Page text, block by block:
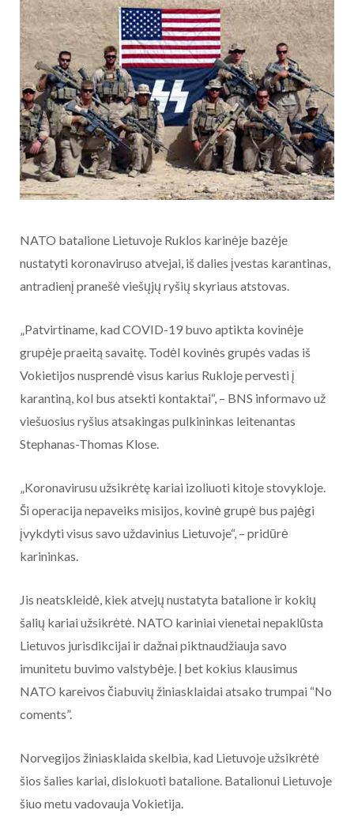
NATO batalione Lietuvoje Ruklos karinėje bazėje
nustatyti koronaviruso atvejai, iš dalies įvestas karantinas,
antradienį pranešė viešųjų ryšių skyriaus atstovas.
„Patvirtiname, kad COVID-19 buvo aptikta kovinėje
grupėje praeitą savaitę. Todėl kovinės grupės vadas iš
Vokietijos nusprendė visus karius Rukloje pervesti į
karantiną, kol bus atsekti kontaktai“, – BNS informavo už
viešuosius ryšius atsakingas pulkininkas leitenantas
Stephanas-Thomas Klose.
„Koronavirusu užsikrėtę kariai izoliuoti kitoje stovykloje.
Ši operacija nepaveiks misijos, kovinė grupė bus pajėgi
įvykdyti visus savo uždavinius Lietuvoje“, – pridūrė
karininkas.
Jis neatskleidė, kiek atvejų nustatyta batalione ir kokių
šalių kariai užsikrėtė. NATO kariniai vienetai nepaklūsta
Lietuvos jurisdikcijai ir dažnai piktnaudžiauja savo
imunitetu buvimo valstybėje. Į bet kokius klausimus
NATO kareivos čiabuvių žiniasklaidai atsako trumpai “No
coments”.
Norvegijos žiniasklaida skelbia, kad Lietuvoje užsikrėtė
šios šalies kariai, dislokuoti batalione. Batalionui Lietuvoje
šiuo metu vadovauja Vokietija.